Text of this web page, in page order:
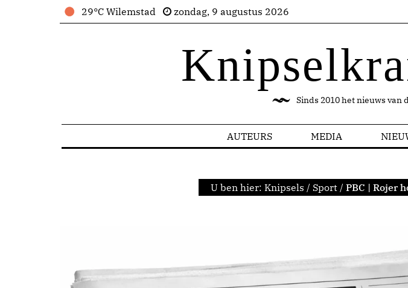
29°C Wilemstad zondag, 9 augustus 2026
Sinds 2010 het nieuws van
AUTEURS MEDIA
U ben hier: Knipsels / Sport / PBC | Rojer